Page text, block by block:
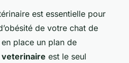
est essentielle pour
de votre chat de
place un plan de
veterinaire est le seul